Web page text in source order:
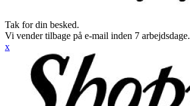
Tak for din besked.
Vi vender tilbage på e-mail inden 7 arbejdsdage.
x